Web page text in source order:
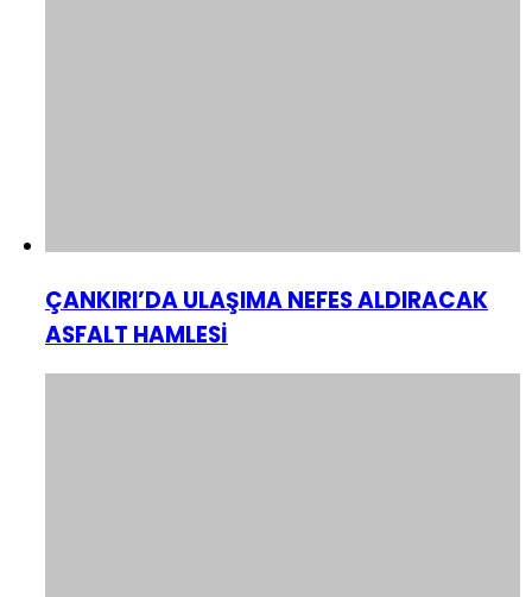
ÇANKIRI’DA ULAŞIMA NEFES ALDIRACAK
ASFALT HAMLESİ